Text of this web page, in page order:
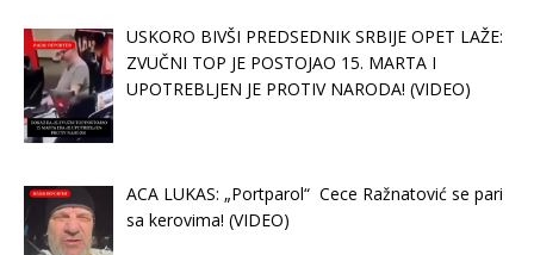
USKORO BIVŠI PREDSEDNIK SRBIJE OPET LAŽE:
ZVUČNI TOP JE POSTOJAO 15. MARTA I
UPOTREBLJEN JE PROTIV NARODA! (VIDEO)
ACA LUKAS: „Portparol“ Cece Ražnatović se pari
sa kerovima! (VIDEO)